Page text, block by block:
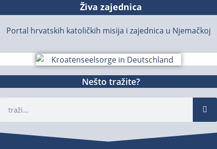
Živa zajednica
Portal hrvatskih katoličkih misija i zajednica u Njemačkoj
Nešto tražite?